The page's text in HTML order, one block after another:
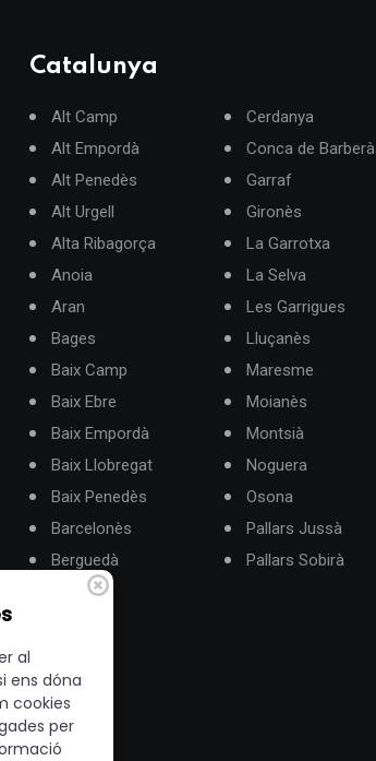
Catalunya
Alt Camp
Alt Empordà
Alt Penedès
Alt Urgell
Alta Ribagorça
Anoia
Aran
Bages
Baix Camp
Baix Ebre
Baix Empordà
Baix Llobregat
Baix Penedès
Barcelonès
Berguedà
Cerdanya
Conca de Barberà
Garraf
Gironès
La Garrotxa
La Selva
Les Garrigues
Lluçanès
Maresme
Moianès
Montsià
Noguera
Osona
Pallars Jussà
Pallars Sobirà
al
ens dóna
cookies
per